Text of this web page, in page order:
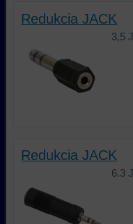
Redukcia JACK
Redukcia JACK